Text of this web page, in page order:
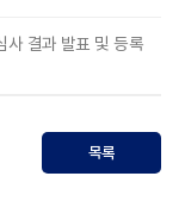
사 결과 발표 및 등록
목록